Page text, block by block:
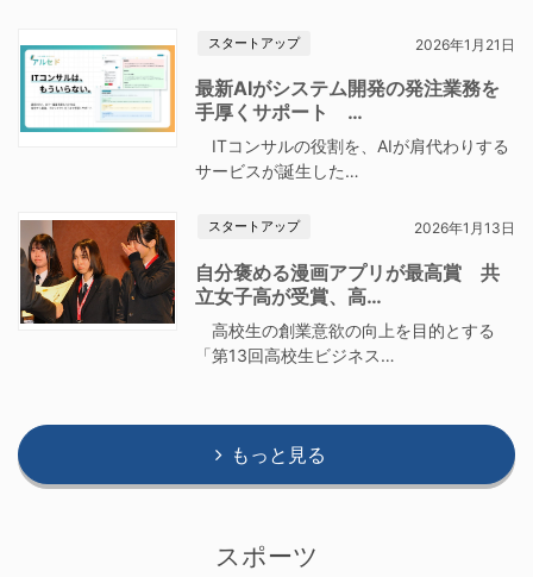
スタートアップ 2026年1月21日
最新AIがシステム開発の発注業務を
手厚くサポート …
ITコンサルの役割を、AIが肩代わりする
サービスが誕生した…
スタートアップ 2026年1月13日
自分褒める漫画アプリが最高賞 共
立女子高が受賞、高…
高校生の創業意欲の向上を目的とする
「第13回高校生ビジネス…
もっと見る
スポーツ